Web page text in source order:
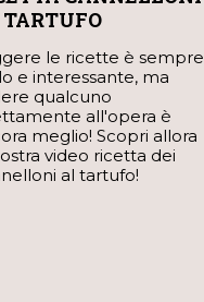
le ricette è sempre
e interessante, ma
qualcuno
all'opera è
meglio! Scopri allora
video ricetta dei
al tartufo!